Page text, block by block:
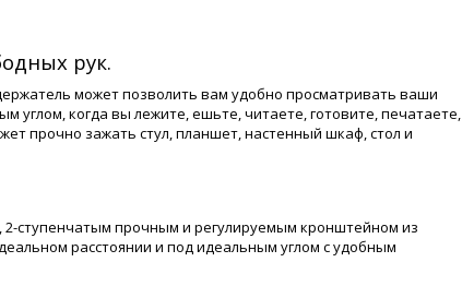
рук.
может позволить вам удобно просматривать ваши
углом, когда вы лежите, ешьте, читаете, готовите, печатаете,
прочно зажать стул, планшет, настенный шкаф, стол и
ступенчатым прочным и регулируемым кронштейном из
расстоянии и под идеальным углом с удобным